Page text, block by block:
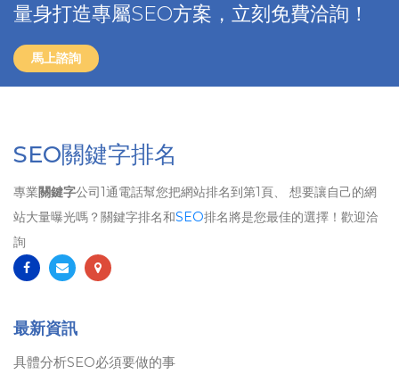
量身打造專屬SEO方案，立刻免費洽詢！
馬上諮詢
SEO關鍵字排名
專業關鍵字公司1通電話幫您把網站排名到第1頁、 想要讓自己的網
站大量曝光嗎？關鍵字排名和SEO排名將是您最佳的選擇！歡迎洽
詢
最新資訊
具體分析SEO必須要做的事